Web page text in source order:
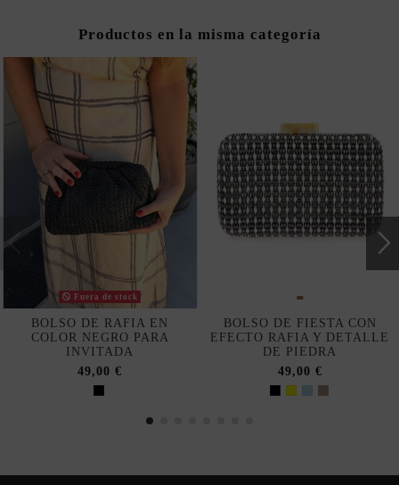
Productos en la misma categoría
Fuera de stock
BOLSO DE RAFIA EN
COLOR NEGRO PARA
INVITADA
49,00 €
BOLSO DE FIESTA CON
EFECTO RAFIA Y DETALLE
DE PIEDRA
49,00 €